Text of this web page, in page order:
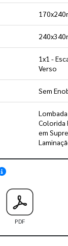
1x1 -
Verso
Sem
Colorida
em
Saiba como utilizar os
PDF